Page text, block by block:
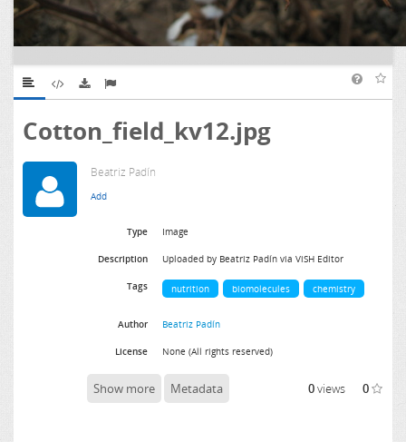
Cotton_field_kv12.jpg
Beatriz Padín
Type Image
Description Uploaded by Beatriz Padín via ViSH Editor
Tags nutrition biomolecules chemistry
Author Beatriz Padín
License None (All rights reserved)
Show more Metadata 0views 0